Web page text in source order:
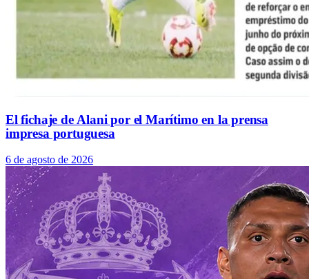
El fichaje de Alani por el Marítimo en la prensa
impresa portuguesa
6 de agosto de 2026